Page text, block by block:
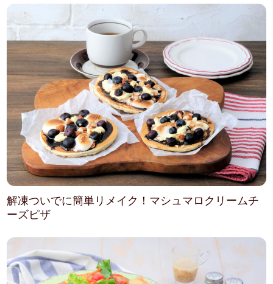
解凍ついでに簡単リメイク！マシュマロクリームチ
ーズピザ